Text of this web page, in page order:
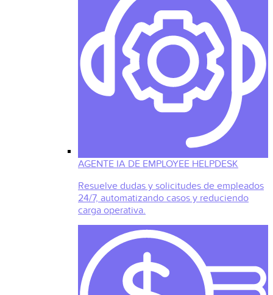
AGENTE IA DE EMPLOYEE HELPDESK
Resuelve dudas y solicitudes de empleados
24/7, automatizando casos y reduciendo
carga operativa.